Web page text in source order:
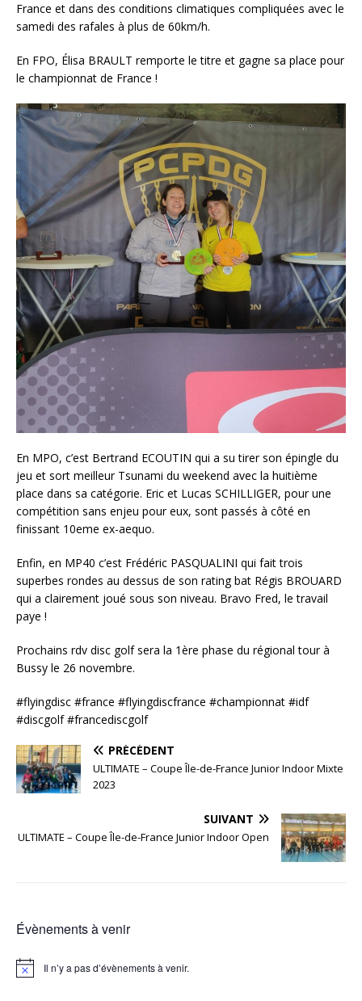
France et dans des conditions climatiques compliquées avec le
samedi des rafales à plus de 60km/h.
En FPO, Élisa BRAULT remporte le titre et gagne sa place pour
le championnat de France !
En MPO, c’est Bertrand ECOUTIN qui a su tirer son épingle du
jeu et sort meilleur Tsunami du weekend avec la huitième
place dans sa catégorie. Eric et Lucas SCHILLIGER, pour une
compétition sans enjeu pour eux, sont passés à côté en
finissant 10eme ex-aequo.
Enfin, en MP40 c’est Frédéric PASQUALINI qui fait trois
superbes rondes au dessus de son rating bat Régis BROUARD
qui a clairement joué sous son niveau. Bravo Fred, le travail
paye !
Prochains rdv disc golf sera la 1ère phase du régional tour à
Bussy le 26 novembre.
#flyingdisc #france #flyingdiscfrance #championnat #idf
#discgolf #francediscgolf
PRÉCÉDENT
ULTIMATE – Coupe Île-de-France Junior Indoor Mixte
2023
SUIVANT
ULTIMATE – Coupe Île-de-France Junior Indoor Open
Évènements à venir
N
Il n’y a pas d’évènements à venir.